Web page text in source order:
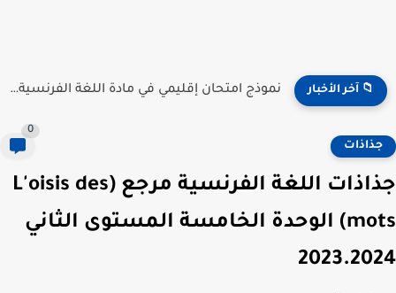
📁 آخر الأخبار نموذج امتحان إقليمي في مادة اللغة الفرنسية للمستوى السادس...
جذاذات
0
جذاذات اللغة الفرنسية مرجع (L'oisis des
mots) الوحدة الخامسة المستوى الثاني
2023.2024